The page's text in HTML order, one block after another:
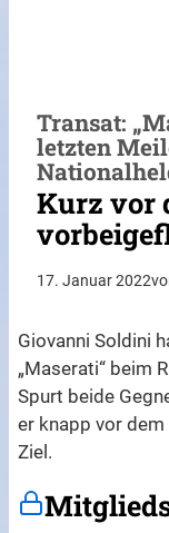
Transat:
letzten
Kurz vor
17. Januar 2022
Giovanni Soldini
„Maserati“ beim
Spurt beide
er knapp vor
Ziel.